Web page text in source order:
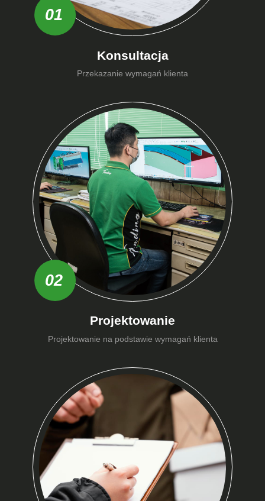
01
Konsultacja
Przekazanie wymagań klienta
02
Projektowanie
Projektowanie na podstawie wymagań klienta